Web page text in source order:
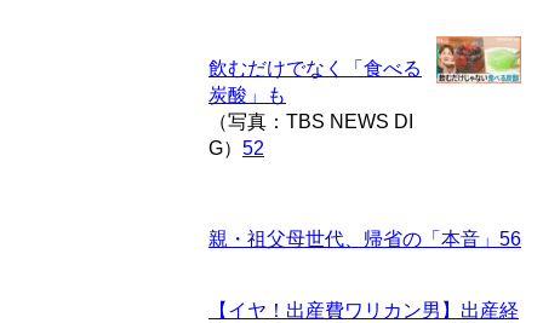
飲むだけでなく「食べる
炭酸」も
（写真：TBS NEWS DI
G） 52
親・祖父母世代、帰省の「本音」 56
【イヤ！出産費ワリカン男】出産経